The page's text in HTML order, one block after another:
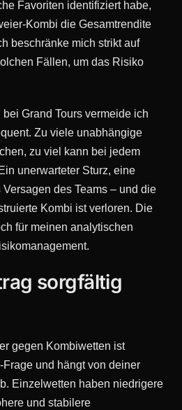
Favoriten identifiziert habe,
Kombi die Gesamtrendite
beschränke mich strikt auf
Fällen, um das Risiko
Grand Tours vermeide ich
Zu viele unabhängige
zu viel kann bei jedem
unerwarteter Sturz, eine
des Teams – und die
Kombi ist verloren. Die
für meinen analytischen
sorgfältig
gegen Kombiwetten ist
und hängt von deiner
Einzelwetten haben niedrigere
und stabilere